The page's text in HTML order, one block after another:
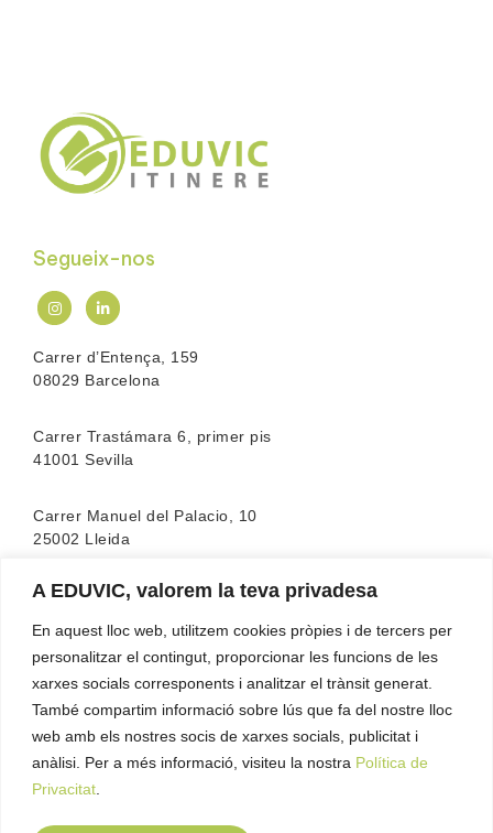
A EDUVIC, valorem la teva privadesa
En aquest lloc web, utilitzem cookies pròpies i de tercers per
personalitzar el contingut, proporcionar les funcions de les
xarxes socials corresponents i analitzar el trànsit generat.
També compartim informació sobre lús que fa del nostre lloc
web amb els nostres socis de xarxes socials, publicitat i
anàlisi. Per a més informació, visiteu la nostra Política de
Privacitat
Segueix-nos
Carrer d’Entença, 159
08029 Barcelona
Carrer Trastámara 6, primer pis
41001 Sevilla
Carrer Manuel del Palacio, 10
25002 Lleida
L’escola compta amb l’acreditació de laFEATF
Familiar)